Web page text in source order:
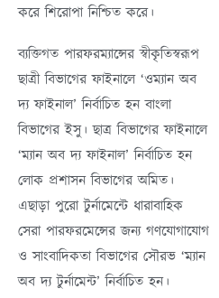
করে শিরোপা নিশ্চিত করে।
ব্যক্তিগত পারফরম্যান্সের স্বীকৃতিস্বরূপ
ছাত্রী বিভাগের ফাইনালে ‘ওম্যান অব
দ্য ফাইনাল’ নির্বাচিত হন বাংলা
বিভাগের ইসু। ছাত্র বিভাগের ফাইনালে
‘ম্যান অব দ্য ফাইনাল’ নির্বাচিত হন
লোক প্রশাসন বিভাগের অমিত।
এছাড়া পুরো টুর্নামেন্টে ধারাবাহিক
সেরা পারফরমেন্সের জন্য গণযোগাযোগ
ও সাংবাদিকতা বিভাগের সৌরভ ‘ম্যান
অব দ্য টুর্নামেন্ট’ নির্বাচিত হন।